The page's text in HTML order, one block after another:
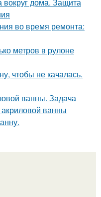
вокруг дома. Защита
во время ремонта:
метров в рулоне
чтобы не качалась.
ванны. Задача
акриловой ванны